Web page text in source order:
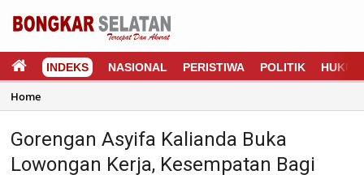
INDEKS NASIONAL PERISTIWA POLITIK HUKUM
Home
Gorengan Asyifa Kalianda Buka
Lowongan Kerja, Kesempatan Bagi